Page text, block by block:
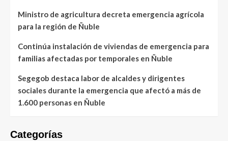
Ministro de agricultura decreta emergencia agrícola
para la región de Ñuble
Continúa instalación de viviendas de emergencia para
familias afectadas por temporales en Ñuble
Segegob destaca labor de alcaldes y dirigentes
sociales durante la emergencia que afectó a más de
1.600 personas en Ñuble
Categorías